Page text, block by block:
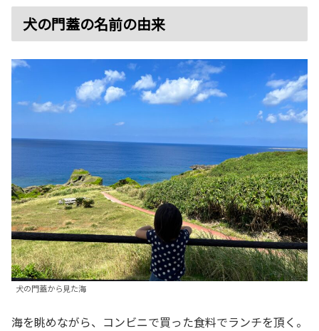
犬の門蓋の名前の由来
犬の門蓋から見た海
海を眺めながら、コンビニで買った食料でランチを頂く。